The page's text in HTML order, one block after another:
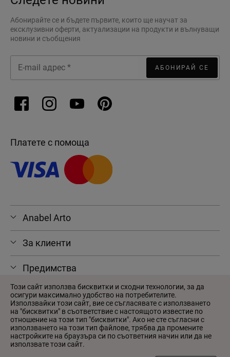
Абонирайте се и бъдете първите, които ще научат за
ексклузивни оферти, актуализации на продукти и вълнуващи
новини и съобщения
АБОНИРАЙ СЕ
Платете с помоща
Anabel Arto
За клиенти
Предимства
© 2026 Anabel Arto
Потребителско споразумение
Политика за поверителност
Този сайт използва бисквитки и сходни технологии, за да
осигури максимално удобство на потребителите.
Използвайки този сайт, вие се съгласявате с използването
на "бисквитки" в съответствие с настоящото известие по
отношение на този тип "бисквитки". Ако не сте съгласни с
използването на този тип файлове, трябва да промените
настройките на браузъра си по съответния начин или да не
използвате този сайт.